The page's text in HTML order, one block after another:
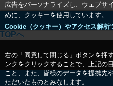
広告をパーソナライズし、ウェブサ
めに、クッキーを使用しています。
Cookie（クッキー）やアクセス解析
右の「同意して閉じる」ボタンを押
ンクをクリックすることで、上記の
こと、また、皆様のデータを提携先
ただいたものとみなします。
TOPへ